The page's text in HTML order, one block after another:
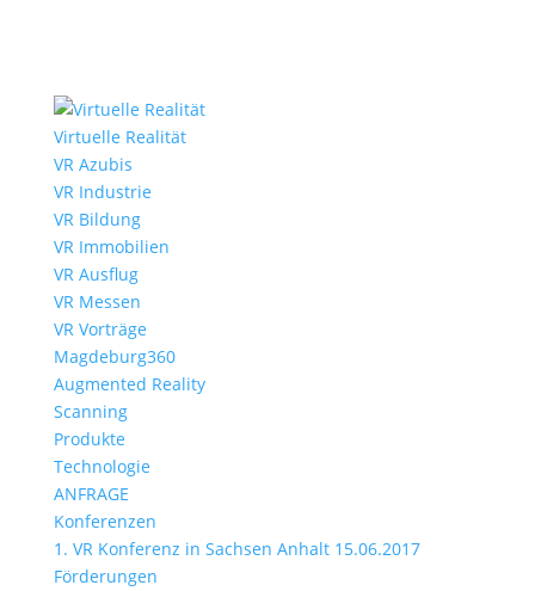
Virtuelle Realität
VR Azubis
VR Industrie
VR Bildung
VR Immobilien
VR Ausflug
VR Messen
VR Vorträge
Magdeburg360
Augmented Reality
Scanning
Produkte
Technologie
ANFRAGE
Konferenzen
1. VR Konferenz in Sachsen Anhalt 15.06.2017
Förderungen